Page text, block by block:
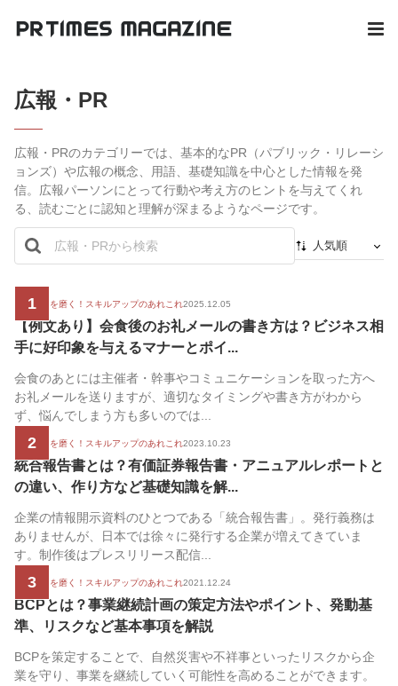
広報・PR
広報・PRのカテゴリーでは、基本的なPR（パブリック・リレーシ
ョンズ）や広報の概念、用語、基礎知識を中心とした情報を発
信。広報パーソンにとって行動や考え方のヒントを与えてくれ
る、読むごとに認知と理解が深まるようなページです。
人気順
人気順
1
広報の腕を磨く！スキルアップのあれこれ2025.12.05
【例文あり】会食後のお礼メールの書き方は？ビジネス相
手に好印象を与えるマナーとポイ...
会食のあとには主催者・幹事やコミュニケーションを取った方へ
お礼メールを送りますが、適切なタイミングや書き方がわから
ず、悩んでしまう方も多いのでは...
2
広報の腕を磨く！スキルアップのあれこれ2023.10.23
統合報告書とは？有価証券報告書・アニュアルレポートと
の違い、作り方など基礎知識を解...
企業の情報開示資料のひとつである「統合報告書」。発行義務は
ありませんが、日本では徐々に発行する企業が増えてきていま
す。制作後はプレスリリース配信...
3
広報の腕を磨く！スキルアップのあれこれ2021.12.24
BCPとは？事業継続計画の策定方法やポイント、発動基
準、リスクなど基本事項を解説
BCPを策定することで、自然災害や不祥事といったリスクから企
業を守り、事業を継続していく可能性を高めることができます。